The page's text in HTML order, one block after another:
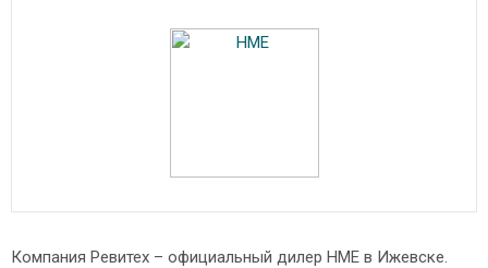
Компания Ревитех – официальный дилер HME в Ижевске.